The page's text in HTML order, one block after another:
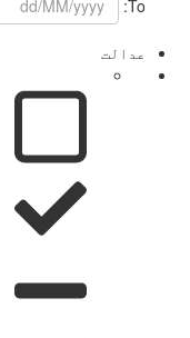
عدالت